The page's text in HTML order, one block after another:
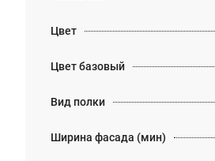
Цвет
Цвет базовый
Вид полки
Ширина фасада (мин)